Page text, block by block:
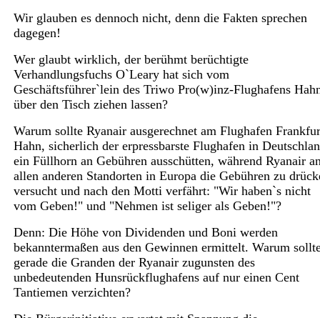
Wir glauben es dennoch nicht, denn die Fakten sprechen
dagegen!
Wer glaubt wirklich, der berühmt berüchtigte
Verhandlungsfuchs O`Leary hat sich vom
Geschäftsführer`lein des Triwo Pro(w)inz-Flughafens
über den Tisch ziehen lassen?
Warum sollte Ryanair ausgerechnet am Flughafen
Hahn, sicherlich der erpressbarste Flughafen in
ein Füllhorn an Gebühren ausschütten, während Ryanair
allen anderen Standorten in Europa die Gebühren zu
versucht und nach den Motti verfährt: "Wir haben`s nicht
vom Geben!" und "Nehmen ist seliger als Geben!"?
Denn: Die Höhe von Dividenden und Boni werden
bekanntermaßen aus den Gewinnen ermittelt. Warum
gerade die Granden der Ryanair zugunsten des
unbedeutenden Hunsrückflughafens auf nur einen Cent
Tantiemen verzichten?